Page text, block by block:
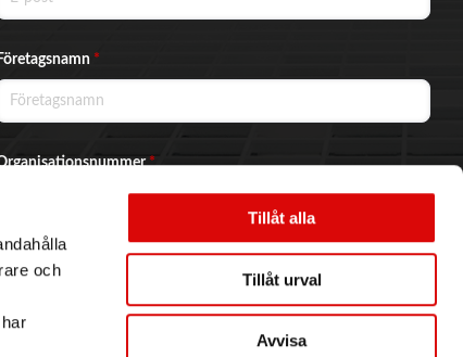
och
Tillåt alla
Tillåt urval
Avvisa
Företagsnamn *
*
Ja, jag vill prenumerera på nyhetsbrevet.